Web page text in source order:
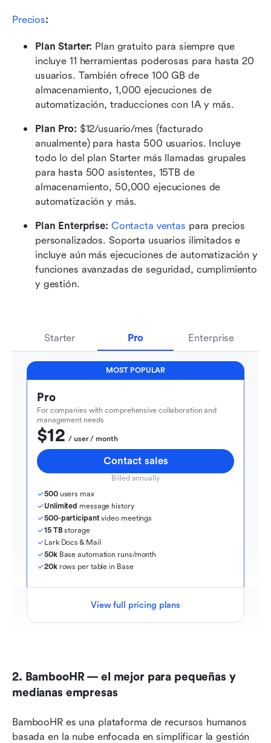
Precios:
Plan Starter: Plan gratuito para siempre que
incluye 11 herramientas poderosas para hasta 20
usuarios. También ofrece 100 GB de
almacenamiento, 1,000 ejecuciones de
automatización, traducciones con IA y más.
Plan Pro: $12/usuario/mes (facturado
anualmente) para hasta 500 usuarios. Incluye
todo lo del plan Starter más llamadas grupales
para hasta 500 asistentes, 15TB de
almacenamiento, 50,000 ejecuciones de
automatización y más.
Plan Enterprise: Contacta ventas para precios
personalizados. Soporta usuarios ilimitados e
incluye aún más ejecuciones de automatización y
funciones avanzadas de seguridad, cumplimiento
y gestión.
Starter Pro Enterprise
MOST POPULAR
Pro
For companies with comprehensive collaboration and
management needs
$12
  / user / month
Contact sales
Billed annually
500 users max
Unlimited message history
500-participant video meetings
15 TB storage
Lark Docs & Mail
50k Base automation runs/month
20k rows per table in Base
View full pricing plans
2. BambooHR — el mejor para pequeñas y
medianas empresas
BambooHR es una plataforma de recursos humanos
basada en la nube enfocada en simplificar la gestión